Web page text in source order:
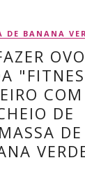
DE BANANA
COM
DE
DE